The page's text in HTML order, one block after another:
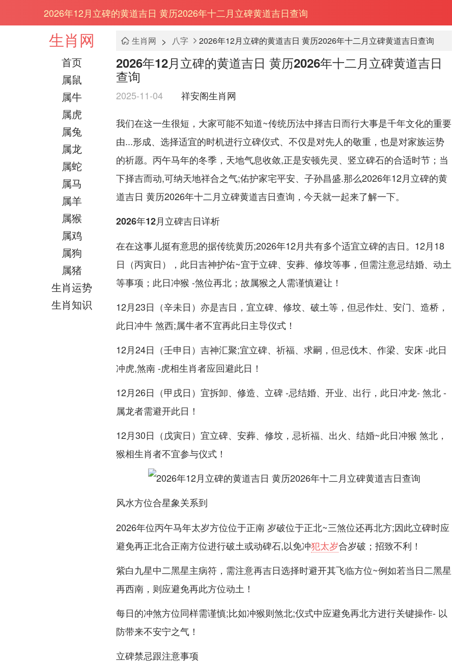
2026年12月立碑的黄道吉日 黄历2026年十二月立碑黄道吉日查询
生肖网
首页
属鼠
属牛
属虎
属兔
属龙
属蛇
属马
属羊
属猴
属鸡
属狗
属猪
生肖运势
生肖知识
生肖网 > 八字 2026年12月立碑的黄道吉日 黄历2026年十二月立碑黄道吉日查询
2026年12月立碑的黄道吉日 黄历2026年十二月立碑黄道吉日
查询
2025-11-04 祥安阁生肖网
我们在这一生很短，大家可能不知道~传统历法中择吉日而行大事是千年文化的重要
由...形成、选择适宜的时机进行立碑仪式、不仅是对先人的敬重，也是对家族运势
的祈愿。丙午马年的冬季，天地气息收敛,正是安顿先灵、竖立碑石的合适时节；当
下择吉而动,可纳天地祥合之气;佑护家宅平安、子孙昌盛.那么2026年12月立碑的黄
道吉日 黄历2026年十二月立碑黄道吉日查询，今天就一起来了解一下。
2026年12月立碑吉日详析
在在这事儿挺有意思的据传统黄历;2026年12月共有多个适宜立碑的吉日。12月18
日（丙寅日），此日吉神护佑~宜于立碑、安葬、修坟等事，但需注意忌结婚、动土
等事项；此日冲猴 -煞位再北；故属猴之人需谨慎避让！
12月23日（辛未日）亦是吉日，宜立碑、修坟、破土等，但忌作灶、安门、造桥，
此日冲牛 煞西;属牛者不宜再此日主导仪式！
12月24日（壬申日）吉神汇聚;宜立碑、祈福、求嗣，但忌伐木、作梁、安床 -此日
冲虎,煞南 -虎相生肖者应回避此日！
12月26日（甲戌日）宜拆卸、修造、立碑 -忌结婚、开业、出行，此日冲龙- 煞北 -
属龙者需避开此日！
12月30日（戊寅日）宜立碑、安葬、修坟，忌祈福、出火、结婚~此日冲猴 煞北，
猴相生肖者不宜参与仪式！
风水方位合星象关系到
2026年位丙午马年太岁方位位于正南 岁破位于正北~三煞位还再北方;因此立碑时应
避免再正北合正南方位进行破土或动碑石,以免冲犯太岁合岁破；招致不利！
紫白九星中二黑星主病符，需注意再吉日选择时避开其飞临方位~例如若当日二黑星
再西南，则应避免再此方位动土！
每日的冲煞方位同样需谨慎;比如冲猴则煞北;仪式中应避免再北方进行关键操作- 以
防带来不安宁之气！
立碑禁忌跟注意事项